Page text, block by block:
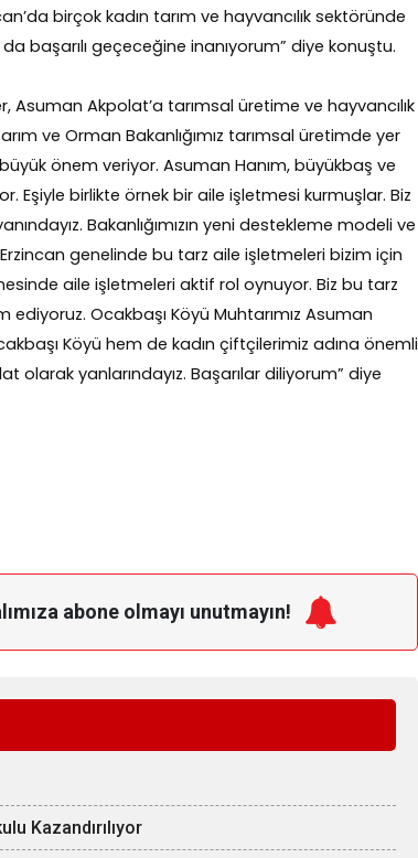
birçok kadın tarım ve hayvancılık sektöründe
başarılı geçeceğine inanıyorum” diye konuştu.
Asuman Akpolat’a tarımsal üretime ve hayvancılık
ve Orman Bakanlığımız tarımsal üretimde yer
önem veriyor. Asuman Hanım, büyükbaş ve
Eşiyle birlikte örnek bir aile işletmesi kurmuşlar. Biz
Bakanlığımızın yeni destekleme modeli ve
genelinde bu tarz aile işletmeleri bizim için
aile işletmeleri aktif rol oynuyor. Biz bu tarz
Ocakbaşı Köyü Muhtarımız Asuman
Köyü hem de kadın çiftçilerimiz adına önemli
yanlarındayız. Başarılar diliyorum” diye
abone olmayı unutmayın!
Kazandırılıyor